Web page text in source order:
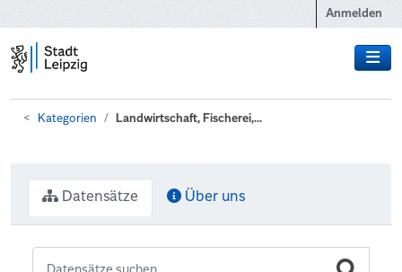
Anmelden
Kategorien Landwirtschaft, Fischerei,...
Datensätze Über uns